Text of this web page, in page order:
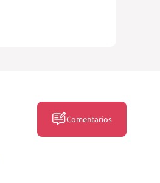
Comentarios